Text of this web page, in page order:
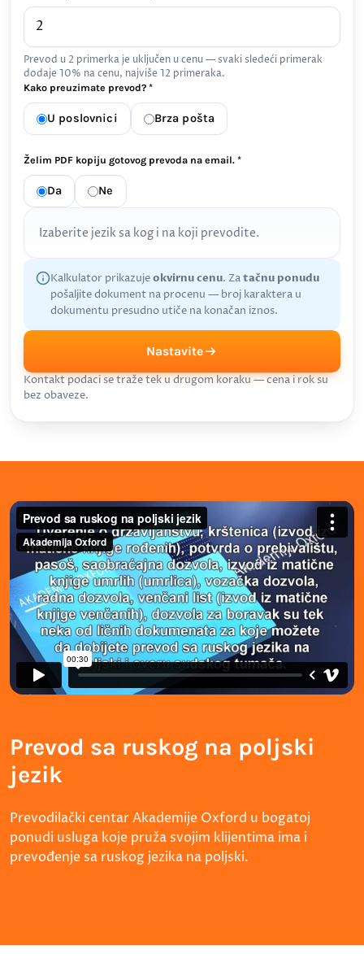
Prevod u 2 primerka je uključen u cenu — svaki sledeći primerak
dodaje 10% na cenu, najviše 12 primeraka.
Kako preuzimate prevod? *
U poslovnici Brza pošta
Želim PDF kopiju gotovog prevoda na email. *
Da Ne
Izaberite jezik sa kog i na koji prevodite.
Kalkulator prikazujeokvirnu cenu. Zatačnu ponudu
pošaljite dokument na procenu — broj karaktera u
dokumentu presudno utiče na konačan iznos.
Nastavite
Kontakt podaci se traže tek u drugom koraku — cena i rok su
bez obaveze.
Prevod sa ruskog na poljski
jezik
Prevodilački centar Akademije Oxford u bogatoj
ponudi usluga koje pruža svojim klijentima ima i
prevođenje sa ruskog jezika na poljski.